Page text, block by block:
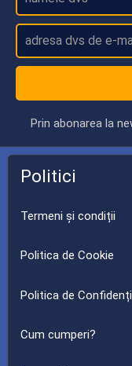
Prin abonarea la
Politici
Termeni și condiții
Politica de Cookie
Politica de
Cum cumperi?